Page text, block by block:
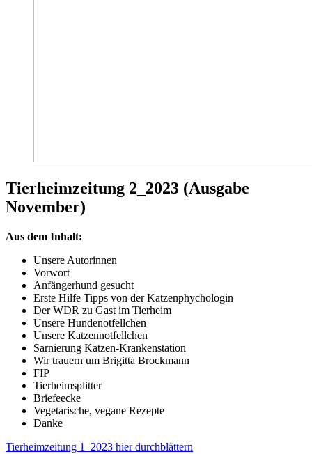
Tierheimzeitung 2_2023 (Ausgabe
November)
Aus dem Inhalt:
Unsere Autorinnen
Vorwort
Anfängerhund gesucht
Erste Hilfe Tipps von der Katzenphychologin
Der WDR zu Gast im Tierheim
Unsere Hundenotfellchen
Unsere Katzennotfellchen
Sarnierung Katzen-Krankenstation
Wir trauern um Brigitta Brockmann
FIP
Tierheimsplitter
Briefeecke
Vegetarische, vegane Rezepte
Danke
Tierheimzeitung 1_2023 hier durchblättern